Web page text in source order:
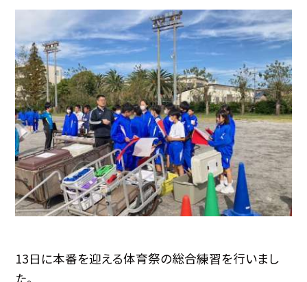
13日に本番を迎える体育祭の総合練習を行いまし
た。